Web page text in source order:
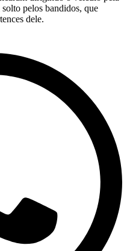
pelos bandidos, que
dele.